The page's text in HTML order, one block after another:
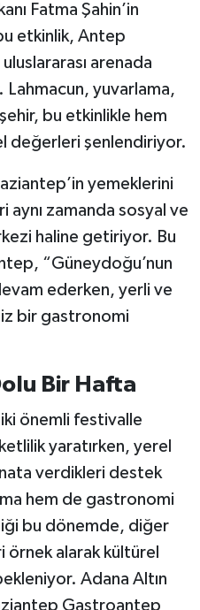
Fatma Şahin’in
etkinlik, Antep
arenada
yuvarlama,
şehir, bu etkinlikle hem
değerleri şenlendiriyor.
yemeklerini
aynı zamanda sosyal ve
haline getiriyor. Bu
“Güneydoğu’nun
ederken, yerli ve
bir gastronomi
Bir Hafta
önemli festivalle
yaratırken, yerel
verdikleri destek
hem de gastronomi
bu dönemde, diğer
alarak kültürel
Adana Altın
Gastroantep